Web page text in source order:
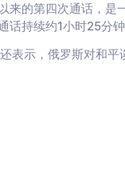
来的第四次通话，
持续约1小时25分钟
表示，俄罗斯对和平